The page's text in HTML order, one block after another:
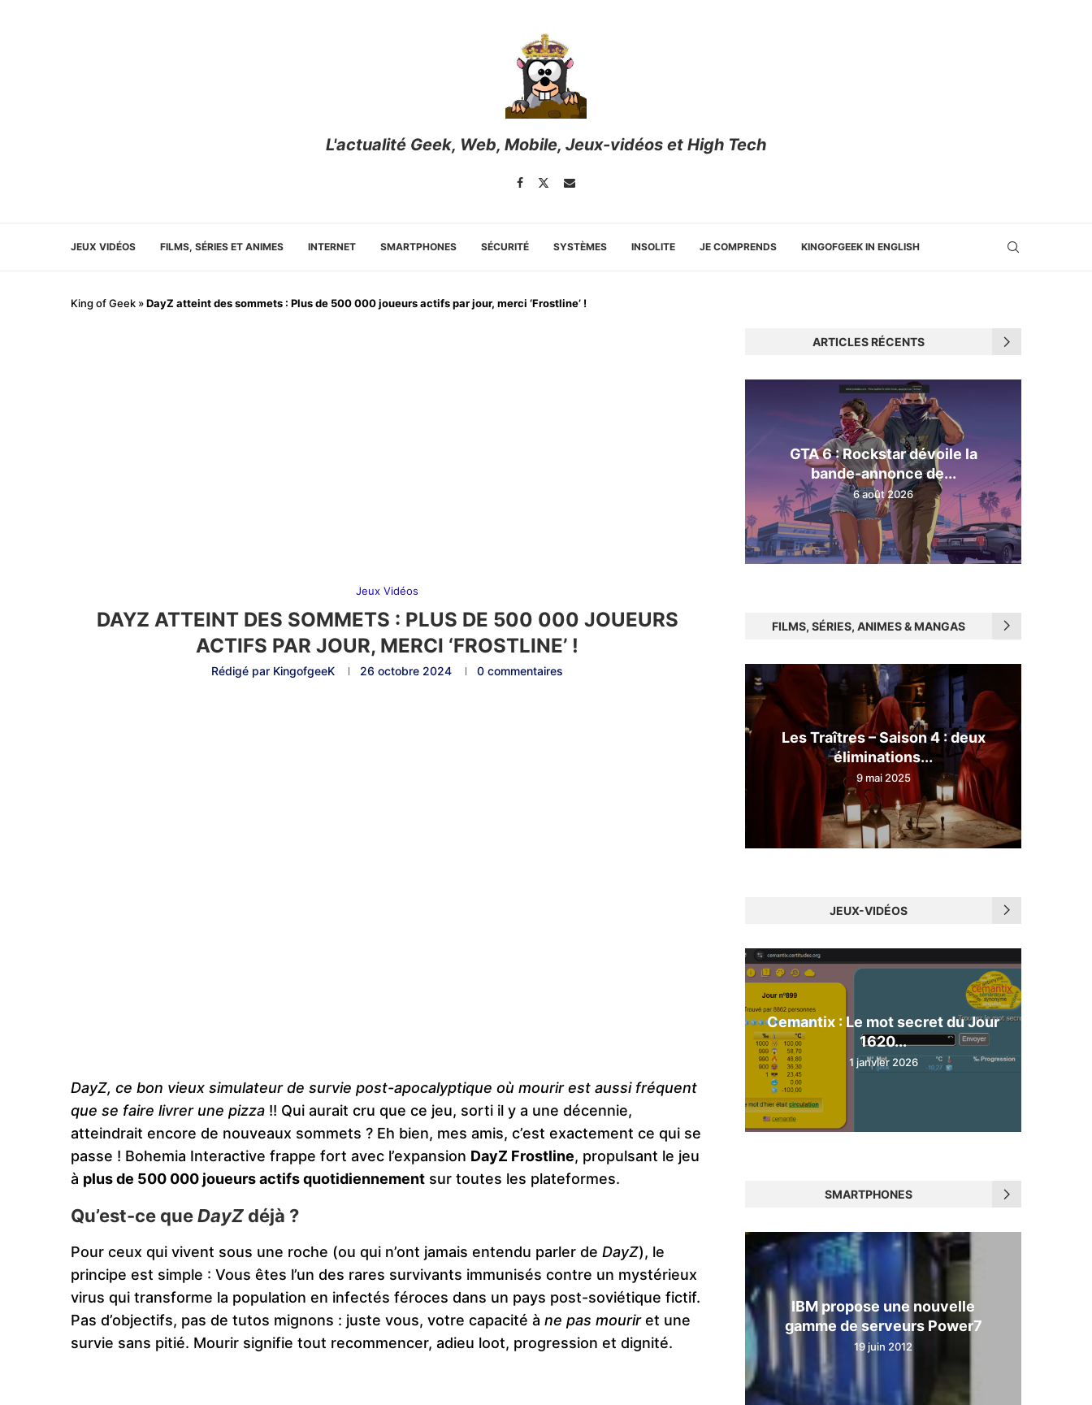
L'actualité Geek, Web, Mobile, Jeux-vidéos et High Tech
JEUX VIDÉOS FILMS, SÉRIES ET ANIMES INTERNET SMARTPHONES SÉCURITÉ SYSTÈMES INSOLITE JE COMPRENDS KINGOFGEEK IN ENGLISH
King of Geek »DayZ atteint des sommets : Plus de 500 000 joueurs actifs par jour, merci ‘Frostline’ !
Jeux Vidéos
DAYZ ATTEINT DES SOMMETS : PLUS DE 500 000 JOUEURS
ACTIFS PAR JOUR, MERCI ‘FROSTLINE’ !
Rédigé par KingofgeeK 26 octobre 2024 0 commentaires
DayZ, ce bon vieux simulateur de survie post-apocalyptique où mourir est aussi fréquent
que se faire livrer une pizza !! Qui aurait cru que ce jeu, sorti il y a une décennie,
atteindrait encore de nouveaux sommets ? Eh bien, mes amis, c’est exactement ce qui se
passe ! Bohemia Interactive frappe fort avec l’expansion DayZ Frostline, propulsant le jeu
à plus de 500 000 joueurs actifs quotidiennement sur toutes les plateformes.
Qu’est-ce queDayZ déjà ?
Pour ceux qui vivent sous une roche (ou qui n’ont jamais entendu parler de DayZ), le
principe est simple : Vous êtes l’un des rares survivants immunisés contre un mystérieux
virus qui transforme la population en infectés féroces dans un pays post-soviétique fictif.
Pas d’objectifs, pas de tutos mignons : juste vous, votre capacité à ne pas mouriret une
survie sans pitié. Mourir signifie tout recommencer, adieu loot, progression et dignité.
ARTICLES RÉCENTS
GTA 6 : Rockstar dévoile la
bande-annonce de...
6 août 2026
FILMS, SÉRIES, ANIMES & MANGAS
Les Traîtres – Saison 4 : deux
éliminations...
9 mai 2025
JEUX-VIDÉOS
Cemantix : Le mot secret du Jour
1620...
1 janvier 2026
SMARTPHONES
IBM propose une nouvelle
gamme de serveurs Power7
19 juin 2012